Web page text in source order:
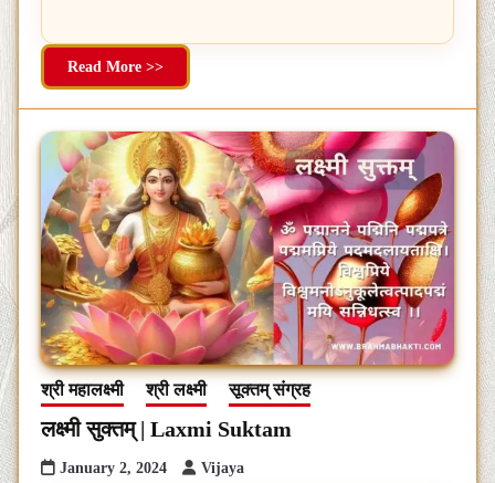
Read More >>
श्री महालक्ष्मी श्री लक्ष्मी सूक्तम् संग्रह
लक्ष्मी सुक्तम् | Laxmi Suktam
January 2, 2024 Vijaya